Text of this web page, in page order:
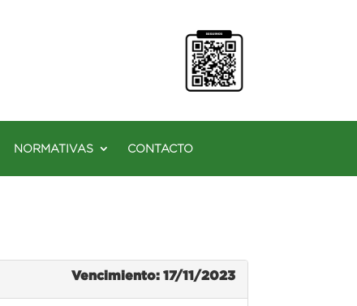
NORMATIVAS CONTACTO
Vencimiento: 17/11/2023